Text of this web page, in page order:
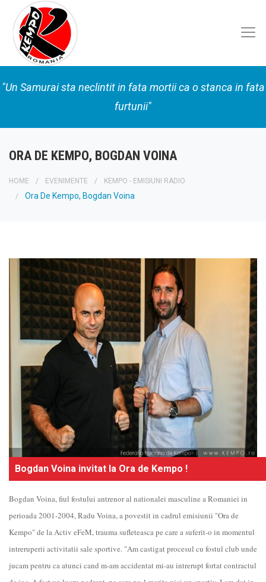
"Un Samurai sta neclintit in fata mortii ca o stanca in fata
furtunii"
ORA DE KEMPO, BOGDAN VOINA
HOME EVENIMENTE KEMPO - EMISIUNI RADIO
Ora De Kempo, Bogdan Voina
Bogdan Voina invitat la Ora de Kempo !
Bogdan Voina, fiul fostului antrenor al nationalei masculine a Romaniei in
perioada 2001-2004, Radu Voina, a povestit in cadrul emisiunii "Ora de
Kempo" de la Activ eFeM, trauma sufleteasca pe care a suferit-o in momentul
intreruperii activitatii sale sportive. "Am castigat procesul cu fostul club unde
jucam pentru ca atunci cand m-am accidentat mi-au intrerupt fortat contractul